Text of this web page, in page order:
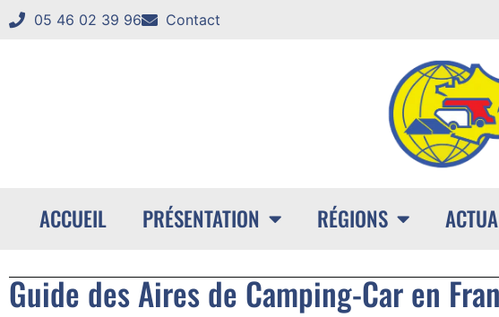
05 46 02 39 96 Contact
ACCUEIL PRÉSENTATION RÉGIONS
Guide des Aires de Camping-Car en